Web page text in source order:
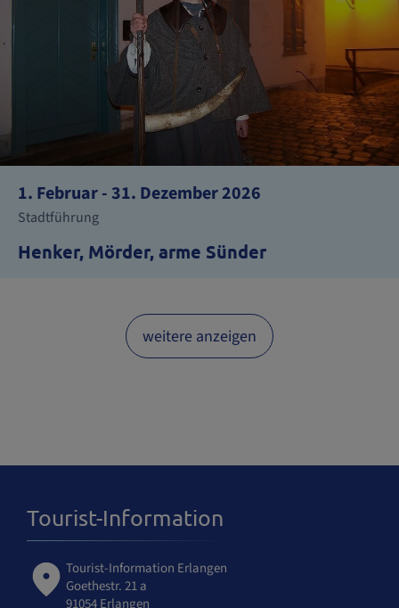
1. Februar - 31. Dezember 2026
Stadtführung
Henker, Mörder, arme Sünder
weitere anzeigen
Tourist-Information
Tourist-Information Erlangen
Goethestr. 21 a
91054 Erlangen